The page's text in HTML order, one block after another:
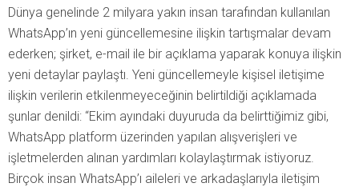
Dünya genelinde 2 milyara yakın insan tarafından kullanılan
WhatsApp’ın yeni güncellemesine ilişkin tartışmalar devam
ederken; şirket, e-mail ile bir açıklama yaparak konuya ilişkin
yeni detaylar paylaştı. Yeni güncellemeyle kişisel iletişime
ilişkin verilerin etkilenmeyeceğinin belirtildiği açıklamada
şunlar denildi: “Ekim ayındaki duyuruda da belirttiğimiz gibi,
WhatsApp platform üzerinden yapılan alışverişleri ve
işletmelerden alınan yardımları kolaylaştırmak istiyoruz.
Birçok insan WhatsApp’ı aileleri ve arkadaşlarıyla iletişim